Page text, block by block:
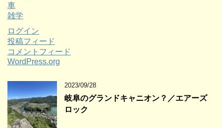
車
雑学
ログイン
投稿フィード
コメントフィード
WordPress.org
2023/09/28
岐阜のグランドキャニオン？／エアーズ
ロック